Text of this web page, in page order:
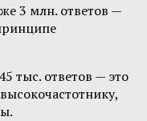
3 млн. ответов —
тыс. ответов — это